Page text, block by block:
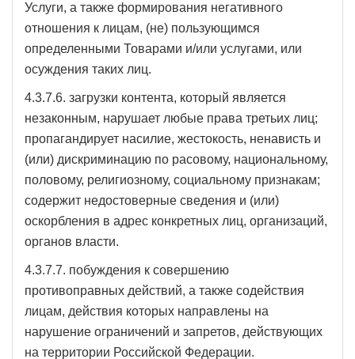
Услуги, а также формирования негативного
отношения к лицам, (не) пользующимся
определенными Товарами и/или услугами, или
осуждения таких лиц.
4.3.7.6. загрузки контента, который является
незаконным, нарушает любые права третьих лиц;
пропагандирует насилие, жестокость, ненависть и
(или) дискриминацию по расовому, национальному,
половому, религиозному, социальному признакам;
содержит недостоверные сведения и (или)
оскорбления в адрес конкретных лиц, организаций,
органов власти.
4.3.7.7. побуждения к совершению
противоправных действий, а также содействия
лицам, действия которых направлены на
нарушение ограничений и запретов, действующих
на территории Российской Федерации.